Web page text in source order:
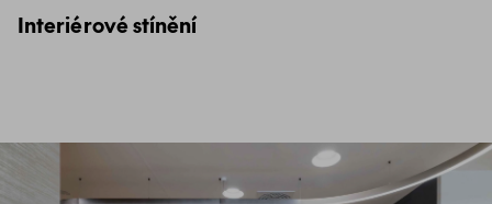
Interiérové stínění